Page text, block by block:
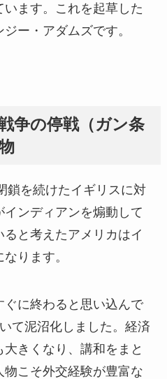
ます。これを起草した
ー・アダムズです。
争の停戦（ガン条
鎖を続けたイギリスに対
ンディアンを煽動して
と考えたアメリカはイ
ります。
に終わると思い込んで
て泥沼化しました。経済
きくなり、講和をまと
こそ外交経験が豊富な